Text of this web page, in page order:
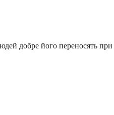
добре його переносять